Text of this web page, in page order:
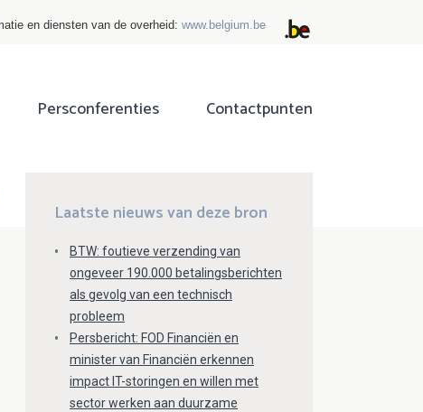
en diensten van de overheid: www.belgium.be
Persconferenties Contactpunten
Laatste nieuws van deze bron
BTW: foutieve verzending van
ongeveer 190.000 betalingsberichten
als gevolg van een technisch
probleem
Persbericht: FOD Financiën en
minister van Financiën erkennen
impact IT-storingen en willen met
sector werken aan duurzame